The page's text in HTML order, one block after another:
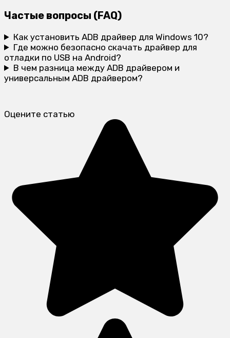
Частые вопросы (FAQ)
Как установить ADB драйвер для Windows 10?
Где можно безопасно скачать драйвер для
отладки по USB на Android?
В чем разница между ADB драйвером и
универсальным ADB драйвером?
Оцените статью